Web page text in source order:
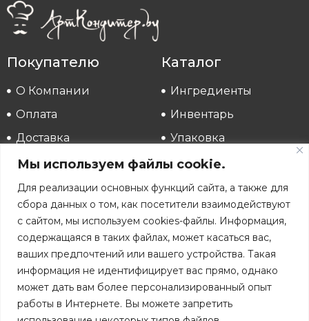
Мы используем файлы cookie.
Для реализации основных функций сайта, а также для
сбора данных о том, как посетители взаимодействуют
с сайтом, мы используем cookies-файлы. Информация,
содержащаяся в таких файлах, может касаться вас,
ваших предпочтений или вашего устройства. Такая
информация не идентифицирует вас прямо, однако
может дать вам более персонализированный опыт
работы в Интернете. Вы можете запретить
Покупателю
О Компании
Оплата
Доставка
Аккаунт
Каталог
Ингредиенты
Инвентарь
Упаковка
Распродажа
Реквизиты
ИП Ханеня Наталья Владимировна
В торговом реестре с 15.10.2018 (№429106)
Республика Беларусь
202181, Минская обл, Вилейский р-н, д.Костыки,
ул.Криничная, д.2
Пн-Пт: с 9:00 до 17:00